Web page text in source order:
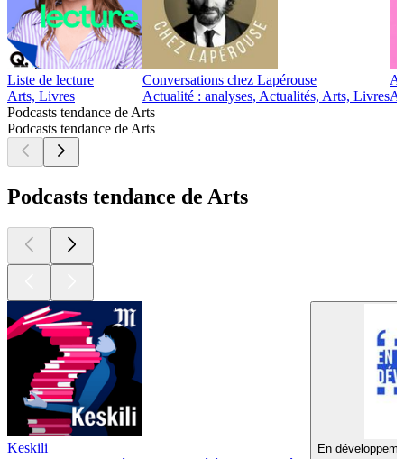
Liste de lecture
Arts, Livres
Conversations chez Lapérouse
Actualité : analyses, Actualités, Arts, Livres
Podcasts tendance de Arts
Podcasts tendance de Arts
Podcasts tendance de Arts
Keskili
En